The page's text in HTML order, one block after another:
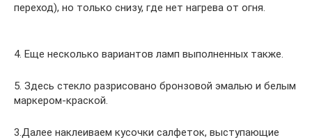
переход), но только снизу, где нет нагрева от огня.
4. Еще несколько вариантов ламп выполненных также.
5. Здесь стекло разрисовано бронзовой эмалью и белым
маркером-краской.
3.Далее наклеиваем кусочки салфеток, выступающие